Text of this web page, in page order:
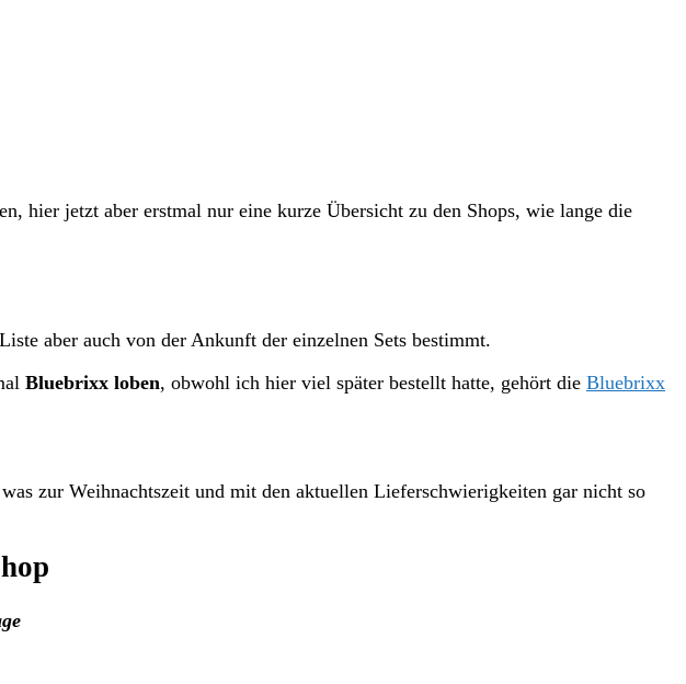
hier jetzt aber erstmal nur eine kurze Übersicht zu den Shops, wie lange die
aber auch von der Ankunft der einzelnen Sets bestimmt.
Bluebrixx loben, obwohl ich hier viel später bestellt hatte, gehört die Bluebrixx
zur Weihnachtszeit und mit den aktuellen Lieferschwierigkeiten gar nicht so